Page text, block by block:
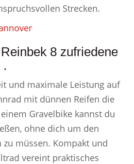
Strecken.
8 zufriedene
und maximale Leistung auf
mit dünnen Reifen die
Gravelbike kannst du
ohne dich um den
müssen. Kompakt und
vereint praktisches